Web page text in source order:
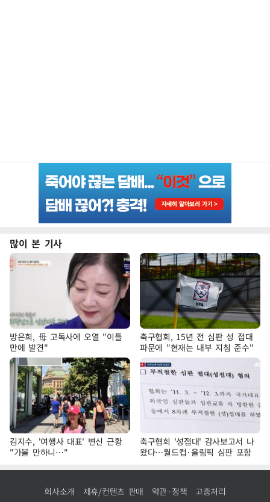
많이 본 기사
방은희, 母 고독사에 오열 "이틀
만에 발견"
축구협회, 15년 전 심판 성 접대
파문에 "현재는 내부 지침 준수"
김지수, '여행사 대표' 변신 근황
"가볼 만하니…"
축구협회 '성접대' 감사보고서 나
왔다…월드컵·올림픽 심판 포함
회사소개 제휴/컨텐츠 판매 약관·정책 고충처리